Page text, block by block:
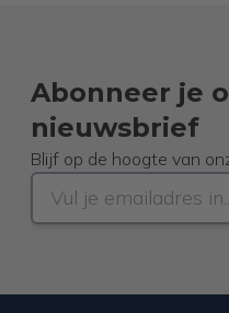
Abonneer je
nieuwsbrief
Blijf op de hoogte van